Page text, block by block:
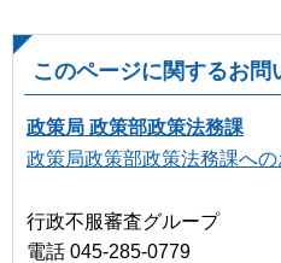
このページに関するお問
政策局 政策部政策法務課
政策局政策部政策法務課へ
行政不服審査グループ
電話 045-285-0779